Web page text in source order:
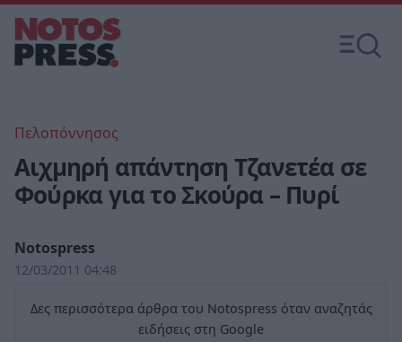
Πελοπόννησος
Αιχμηρή απάντηση Τζανετέα σε
Φούρκα για το Σκούρα – Πυρί
Notospress
12/03/2011 04:48
Δες περισσότερα άρθρα του Notospress όταν αναζητάς
ειδήσεις στη Google